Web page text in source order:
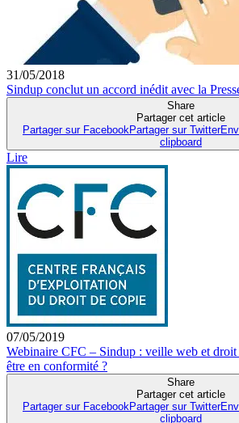
31/05/2018
Sindup conclut un accord inédit avec la
Share
Partager cet article
Partager sur Facebook Partager sur Twitter
clipboard
Lire
07/05/2019
Webinaire CFC – Sindup : veille web et droit
être en conformité ?
Share
Partager cet article
Partager sur Facebook Partager sur Twitter
clipboard